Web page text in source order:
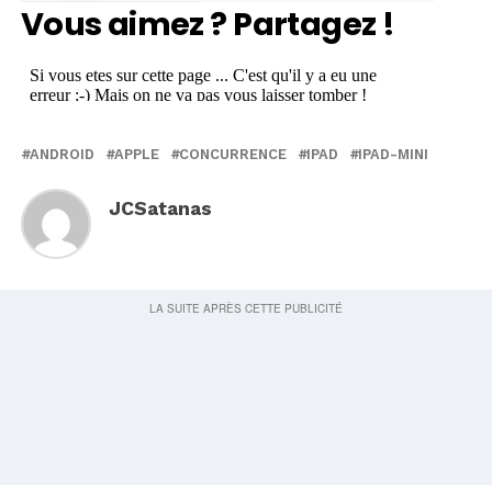
Vous aimez ? Partagez !
ANDROID APPLE CONCURRENCE IPAD IPAD-MINI
JCSatanas